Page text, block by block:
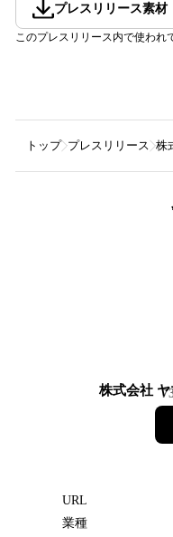
プレスリリース素材
このプレスリリース内で使われ
トップ プレスリリース 株
株式会社
URL
業種